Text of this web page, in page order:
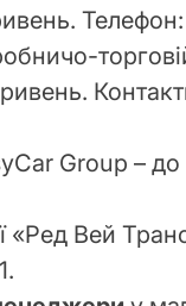
Group –
«Ред Вей